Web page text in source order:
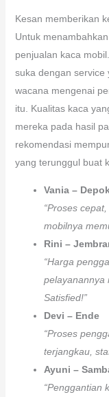
Kesan memberikan
Untuk
penjualan kaca
suka dengan service
wacana mengenai
itu. Kualitas kaca
mereka pada hasil
rekomendasi
yang terunggul buat
Vania –
“Proses
mobilnya
Rini –
“Harga
pelayanannya
Satisfied!”
Devi – Ende
“Proses
terjangkau,
Ayuni –
“Penggantian